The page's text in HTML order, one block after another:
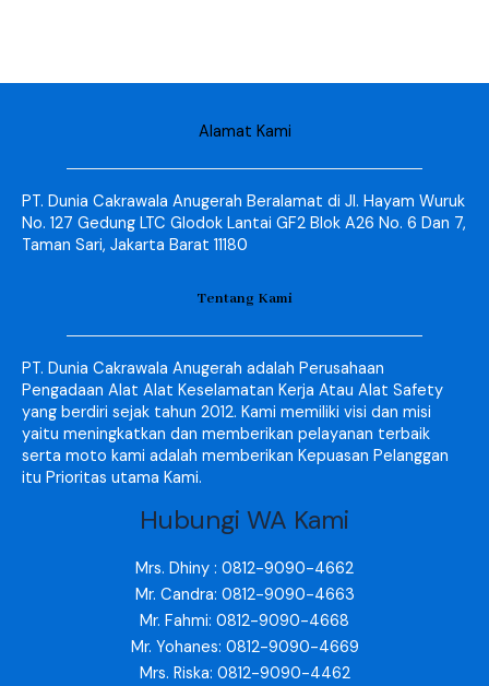
Alamat Kami
PT. Dunia Cakrawala Anugerah Beralamat di Jl. Hayam Wuruk
No. 127 Gedung LTC Glodok Lantai GF2 Blok A26 No. 6 Dan 7,
Taman Sari, Jakarta Barat 11180
Tentang Kami
PT. Dunia Cakrawala Anugerah adalah Perusahaan
Pengadaan Alat Alat Keselamatan Kerja Atau Alat Safety
yang berdiri sejak tahun 2012. Kami memiliki visi dan misi
yaitu meningkatkan dan memberikan pelayanan terbaik
serta moto kami adalah memberikan Kepuasan Pelanggan
itu Prioritas utama Kami.
Hubungi WA Kami
Mrs. Dhiny : 0812-9090-4662
Mr. Candra: 0812-9090-4663
Mr. Fahmi: 0812-9090-4668
Mr. Yohanes: 0812-9090-4669
Mrs. Riska: 0812-9090-4462